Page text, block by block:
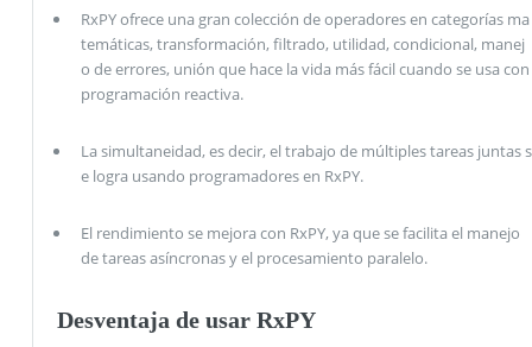
RxPY ofrece una gran colección de operadores en categorías ma
temáticas, transformación, filtrado, utilidad, condicional, manej
o de errores, unión que hace la vida más fácil cuando se usa con
programación reactiva.
La simultaneidad, es decir, el trabajo de múltiples tareas juntas s
e logra usando programadores en RxPY.
El rendimiento se mejora con RxPY, ya que se facilita el manejo
de tareas asíncronas y el procesamiento paralelo.
Desventaja de usar RxPY